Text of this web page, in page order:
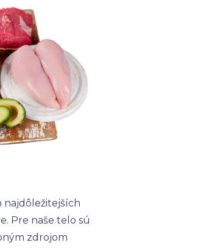
najdôležitejších
Pre naše telo sú
zdrojom